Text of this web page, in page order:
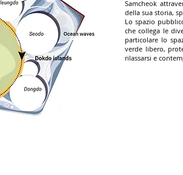
Samcheok
della sua storia,
Lo spazio
che collega le
particolare lo
verde libero,
rilassarsi e